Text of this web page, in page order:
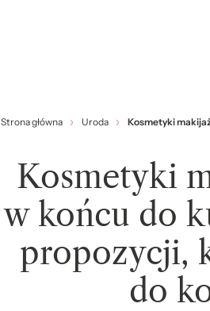
Strona główna Uroda Kosmetyki
Kosmetyki
w końcu do
propozycji,
do